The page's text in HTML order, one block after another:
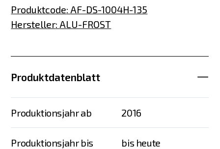
Produktcode: AF-DS-1004H-135
Hersteller: ALU-FROST
Produktdatenblatt
Produktionsjahr ab 2016
Produktionsjahr bis bis heute